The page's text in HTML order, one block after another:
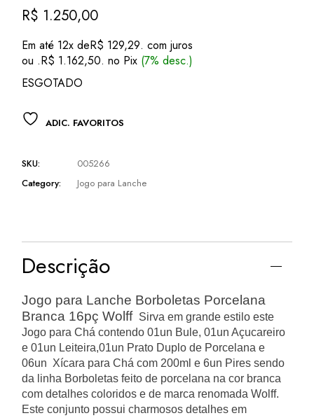
R$ 1.250,00
Em até 12x deR$ 129,29. com juros
ou .R$ 1.162,50. no Pix (7% desc.)
ESGOTADO
ADIC. FAVORITOS
SKU:
005266
Category:
Jogo para Lanche
Descrição
Jogo para Lanche Borboletas Porcelana
Branca 16pç Wolff Sirva em grande estilo este
Jogo para Chá contendo 01un Bule, 01un Açucareiro
e 01un Leiteira,01un Prato Duplo de Porcelana e
06un Xícara para Chá com 200ml e 6un Pires sendo
da linha Borboletas feito de porcelana na cor branca
com detalhes coloridos e de marca renomada Wolff.
Este conjunto possui charmosos detalhes em